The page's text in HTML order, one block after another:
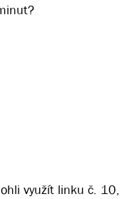
využít linku č. 10,